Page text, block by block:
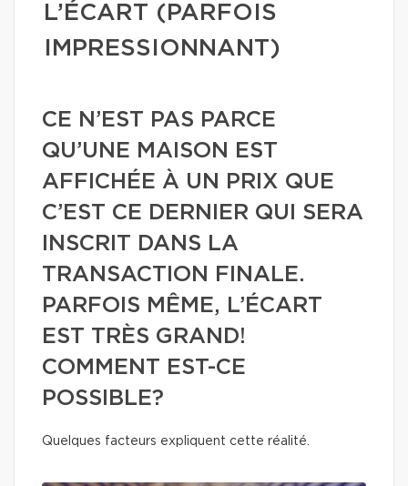
L’ÉCART (PARFOIS
IMPRESSIONNANT)
CE N’EST PAS PARCE
QU’UNE MAISON EST
AFFICHÉE À UN PRIX QUE
C’EST CE DERNIER QUI SERA
INSCRIT DANS LA
TRANSACTION FINALE.
PARFOIS MÊME, L’ÉCART
EST TRÈS GRAND!
COMMENT EST-CE
POSSIBLE?
Quelques facteurs expliquent cette réalité.